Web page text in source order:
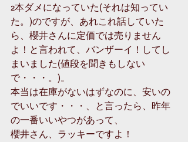
2本ダメになっていた(それは知ってい
た。)のですが、あれこれ話していた
ら、櫻井さんに定価では売りません
よ！と言われて、バンザーイ！してし
まいました(値段を聞きもしない
で・・・。)。
本当は在庫がないはずなのに、安いの
でいいです・・・、と言ったら、昨年
の一番いいやつがあって、
櫻井さん、ラッキーですよ！